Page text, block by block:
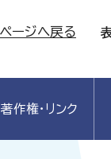
ージへ戻る
著作権・リンク